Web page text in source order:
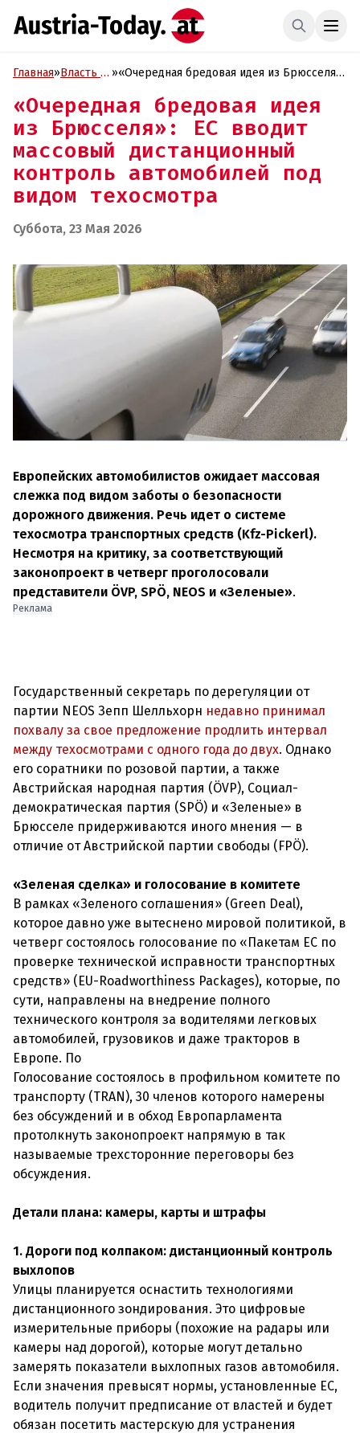
Главная»Власть и »«Очередная бредовая идея из Брюсселя»:
контроль автомобилей под видом
техосмотра
«Очередная бредовая идея
из Брюсселя»: ЕС вводит
массовый дистанционный
контроль автомобилей под
видом техосмотра
Суббота, 23 Мая 2026
Европейских автомобилистов ожидает массовая
слежка под видом заботы о безопасности
дорожного движения. Речь идет о системе
техосмотра транспортных средств (Kfz-Pickerl).
Несмотря на критику, за соответствующий
законопроект в четверг проголосовали
представители ÖVP, SPÖ, NEOS и «Зеленые».
Реклама
Государственный секретарь по дерегуляции от
партии NEOS Зепп Шелльхорн недавно принимал
похвалу за свое предложение продлить интервал
между техосмотрами с одного года до двух. Однако
его соратники по розовой партии, а также
Австрийская народная партия (ÖVP), Социал-
демократическая партия (SPÖ) и «Зеленые» в
Брюсселе придерживаются иного мнения — в
отличие от Австрийской партии свободы (FPÖ).
«Зеленая сделка» и голосование в комитете
В рамках «Зеленого соглашения» (Green Deal),
которое давно уже вытеснено мировой политикой, в
четверг состоялось голосование по «Пакетам ЕС по
проверке технической исправности транспортных
средств» (EU-Roadworthiness Packages), которые, по
сути, направлены на внедрение полного
технического контроля за водителями легковых
автомобилей, грузовиков и даже тракторов в
Европе. По
Голосование состоялось в профильном комитете по
транспорту (TRAN), 30 членов которого намерены
без обсуждений и в обход Европарламента
протолкнуть законопроект напрямую в так
называемые трехсторонние переговоры без
обсуждения.
Детали плана: камеры, карты и штрафы
1. Дороги под колпаком: дистанционный контроль
выхлопов
Улицы планируется оснастить технологиями
дистанционного зондирования. Это цифровые
измерительные приборы (похожие на радары или
камеры над дорогой), которые могут детально
замерять показатели выхлопных газов автомобиля.
Если значения превысят нормы, установленные ЕС,
водитель получит предписание от властей и будет
обязан посетить мастерскую для устранения